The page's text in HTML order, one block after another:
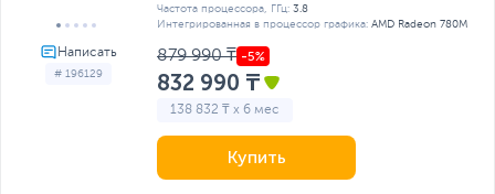
# 196129
Частота процессора, ГГц: 3.8
Интегрированная в процессор графика: AMD Radeon 780M
879 990 ₸
832 990 ₸
138 832 ₸ x 6 мес
Купить